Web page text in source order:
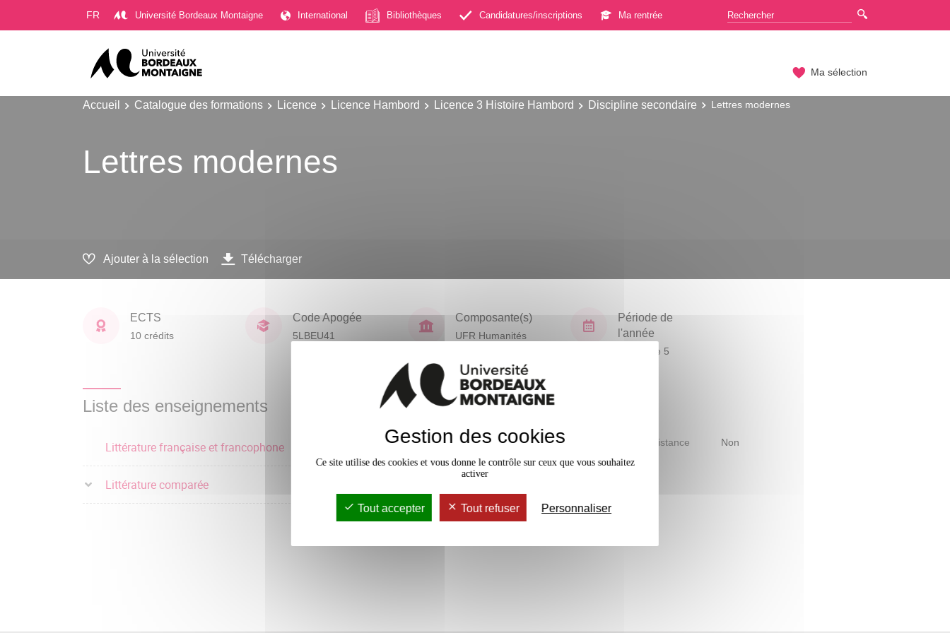
FR Université Bordeaux Montaigne International Bibliothèques Candidatures/inscriptions Ma rentrée
Ma sélection
Accueil Catalogue des formations Licence Licence Hambord Licence 3 Histoire Hambord Discipline secondaire Lettres modernes
Lettres modernes
Ajouter à la sélection Télécharger
ECTS
10 crédits
Code Apogée
5LBEU41
Composante(s)
UFR Humanités
Période de
l'année
Semestre 5
Liste des enseignements
Littérature française et francophone
Littérature comparée
Accessible à distance Non
Gestion des cookies
Ce site utilise des cookies et vous donne le contrôle sur ceux que vous souhaitez
activer
Tout accepter Tout refuser Personnaliser